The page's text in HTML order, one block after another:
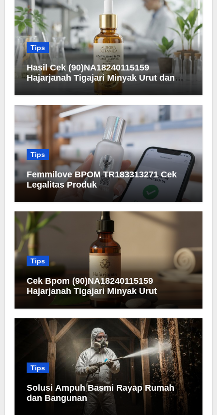
Tips
Hasil Cek (90)NA18240115159
Hajarjanah Tigajari Minyak Urut dan
Detail Registrasinya
Tips
Femmilove BPOM TR183313271 Cek
Legalitas Produk
Tips
Cek Bpom (90)NA18240115159
Hajarjanah Tigajari Minyak Urut
Tips
Solusi Ampuh Basmi Rayap Rumah
dan Bangunan